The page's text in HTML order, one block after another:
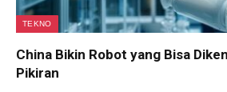
TEKNO
China Bikin Robot yang Bisa
Pikiran